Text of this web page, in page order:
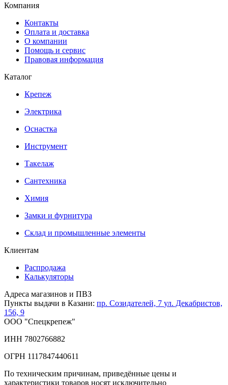
Компания
Контакты
Оплата и доставка
О компании
Помощь и сервис
Правовая информация
Каталог
Крепеж
Электрика
Оснастка
Инструмент
Такелаж
Сантехника
Химия
Замки и фурнитура
Склад и промышленные элементы
Клиентам
Распродажа
Калькуляторы
Адреса магазинов и ПВЗ
Пункты выдачи в Казани: пр. Созидателей, 7 ул. Декабристов,
156, 9
ООО "Спецкрепеж"
ИНН 7802766882
ОГРН 1117847440611
По техническим причинам, приведённые цены и
характеристики товаров носят исключительно